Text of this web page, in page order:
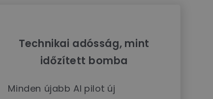
Technikai adósság, mint
időzített bomba
Minden újabb AI pilot új